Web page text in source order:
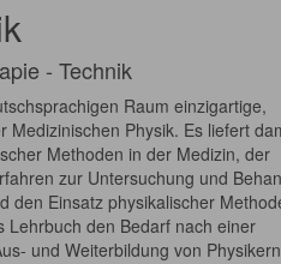
- Technik
Raum einzigartige,
Physik. Es liefert
Methoden in der Medizin, der
zur Untersuchung und
den Einsatz physikalischer
Lehrbuch den Bedarf nach einer
und Weiterbildung von